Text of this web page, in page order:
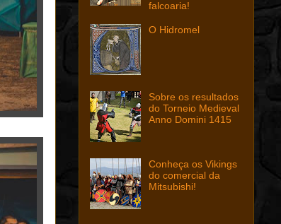
falcoaria!
O Hidromel
Sobre os resultados
do Torneio Medieval
Anno Domini 1415
Conheça os Vikings
do comercial da
Mitsubishi!